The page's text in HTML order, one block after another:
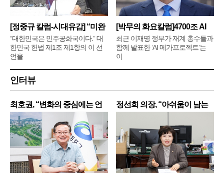
[정중규 칼럼-시대유감] “미완
“대한민국은 민주공화국이다.” 대
한민국 헌법 제1조 제1항의 이 선
언을
[박무의 화요칼럼]4700조 AI
메
최근 이재명 정부가 재계 총수들과
함께 발표한 ‘AI 메가프로젝트’는
이
인터뷰
최호권, “변화의 중심에는 언
제
정선희 의장, “아쉬움이 남는